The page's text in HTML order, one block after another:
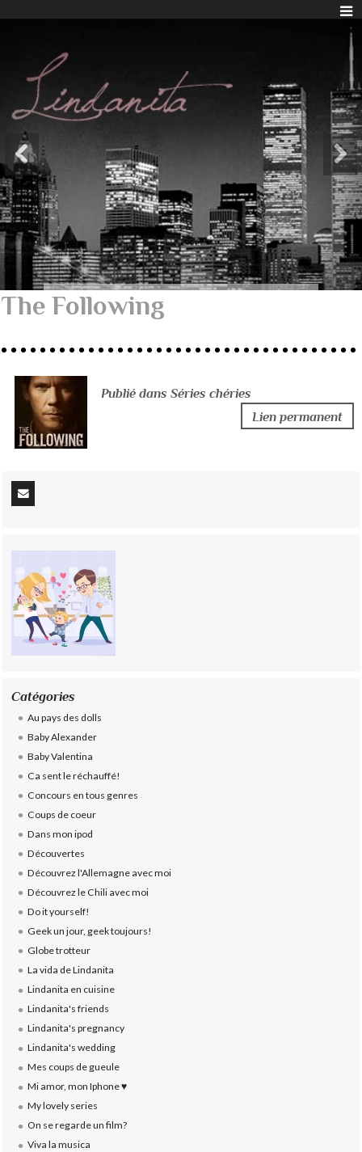
The Following
Publié dans Séries chéries
Lien permanent
Catégories
Au pays des dolls
Baby Alexander
Baby Valentina
Ca sent le réchauffé!
Concours en tous genres
Coups de coeur
Dans mon ipod
Découvertes
Découvrez l'Allemagne avec moi
Découvrez le Chili avec moi
Do it yourself!
Geek un jour, geek toujours!
Globe trotteur
La vida de Lindanita
Lindanita en cuisine
Lindanita's friends
Lindanita's pregnancy
Lindanita's wedding
Mes coups de gueule
Mi amor, mon Iphone ♥
My lovely series
On se regarde un film?
Viva la musica